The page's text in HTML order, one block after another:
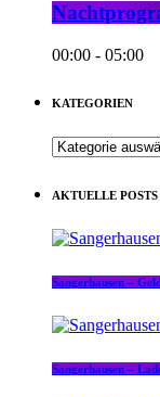
00:00 - 05:00
KATEGORIEN
AKTUELLE POSTS
Sangerhausen –
Sangerhausen –